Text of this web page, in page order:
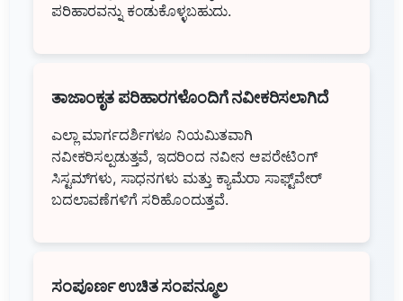
ಪರಿಹಾರವನ್ನು ಕಂಡುಕೊಳ್ಳಬಹುದು.
ತಾಜಾಂಕೃತ ಪರಿಹಾರಗಳೊಂದಿಗೆ ನವೀಕರಿಸಲಾಗಿದೆ
ಎಲ್ಲಾ ಮಾರ್ಗದರ್ಶಿಗಳೂ ನಿಯಮಿತವಾಗಿ
ನವೀಕರಿಸಲ್ಪಡುತ್ತವೆ, ಇದರಿಂದ ನವೀನ ಆಪರೇಟಿಂಗ್
ಸಿಸ್ಟಮ್‌ಗಳು, ಸಾಧನಗಳು ಮತ್ತು ಕ್ಯಾಮೆರಾ ಸಾಫ್ಟ್‌ವೇರ್
ಬದಲಾವಣೆಗಳಿಗೆ ಸರಿಹೊಂದುತ್ತವೆ.
ಸಂಪೂರ್ಣ ಉಚಿತ ಸಂಪನ್ಮೂಲ